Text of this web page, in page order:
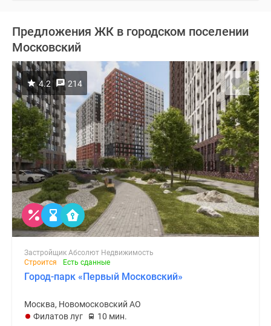
Предложения ЖК в городском поселении
Московский
4.2 214
Застройщик Абсолют Недвижимость
Строится
Есть сданные
Город-парк «Первый Московский»
Москва, Новомосковский АО
Филатов луг
10 мин.